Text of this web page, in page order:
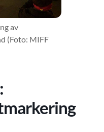
av
(Foto: MIFF